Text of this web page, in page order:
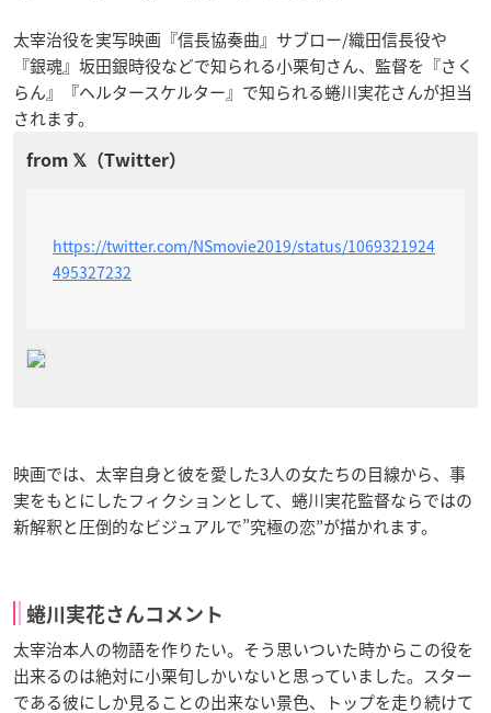
太宰治役を実写映画『信長協奏曲』サブロー/織田信長役や
『銀魂』坂田銀時役などで知られる小栗旬さん、監督を『さく
らん』『ヘルタースケルター』で知られる蜷川実花さんが担当
されます。
https://twitter.com/NSmovie2019/status/1069321924
495327232
映画では、太宰自身と彼を愛した3人の女たちの目線から、事
実をもとにしたフィクションとして、蜷川実花監督ならではの
新解釈と圧倒的なビジュアルで”究極の恋”が描かれます。
蜷川実花さんコメント
太宰治本人の物語を作りたい。そう思いついた時からこの役を
出来るのは絶対に小栗旬しかいないと思っていました。スター
である彼にしか見ることの出来ない景色、トップを走り続けて